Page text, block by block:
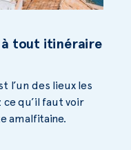
à tout itinéraire
l’un des lieux les
ce qu’il faut voir
amalfitaine.